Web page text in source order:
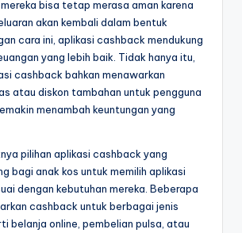
bisa tetap merasa aman karena
akan kembali dalam bentuk
cara ini, aplikasi cashback mendukung
yang lebih baik. Tidak hanya itu,
cashback bahkan menawarkan
atau diskon tambahan untuk pengguna
menambah keuntungan yang
pilihan aplikasi cashback yang
bagi anak kos untuk memilih aplikasi
dengan kebutuhan mereka. Beberapa
cashback untuk berbagai jenis
belanja online, pembelian pulsa, atau